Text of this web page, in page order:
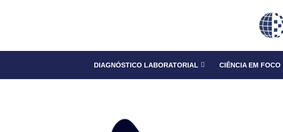
DIAGNÓSTICO LABORATORIAL CIÊNCIA EM FOCO